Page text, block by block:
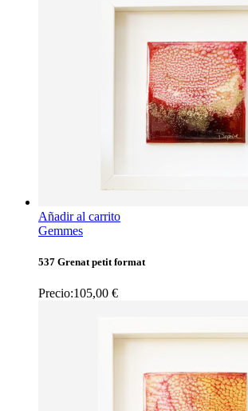
Añadir al carrito
Gemmes
537 Grenat petit format
Precio:105,00 €